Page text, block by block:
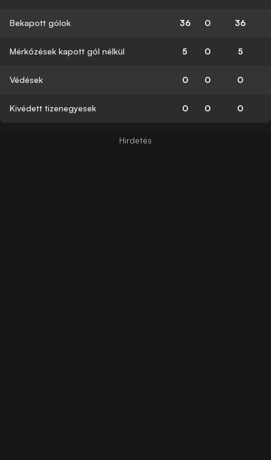
Bekapott gólok 36 0 36
Mérkőzések kapott gól nélkül 5 0 5
Védések 0 0 0
Kivédett tizenegyesek 0 0 0